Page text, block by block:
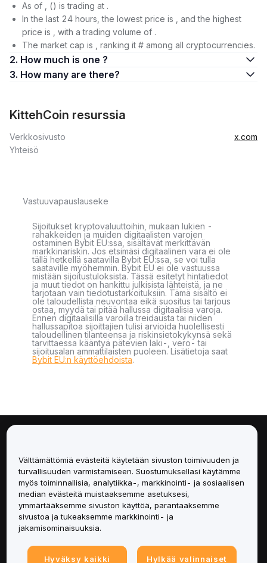
As of , () is trading at .
In the last 24 hours, the lowest price is , and the highest
price is , with a trading volume of .
The market cap is , ranking it # among all cryptocurrencies.
2. How much is one ?
3. How many are there?
KittehCoin resurssia
Verkkosivusto
x.com
Yhteisö
Vastuuvapauslauseke
Sijoitukset kryptovaluuttoihin, mukaan lukien -
rahakkeiden ja muiden digitaalisten varojen
ostaminen Bybit EU:ssa, sisältävät merkittävän
markkinariskin. Jos etsimäsi digitaalinen vara ei ole
tällä hetkellä saatavilla Bybit EU:ssa, se voi tulla
saataville myöhemmin. Bybit EU ei ole vastuussa
mistään sijoitustuloksista. Tässä esitetyt hintatiedot
ja muut tiedot on hankittu julkisista lähteistä, ja ne
tarjotaan vain tiedotustarkoituksiin. Tämä sisältö ei
ole taloudellista neuvontaa eikä suositus tai tarjous
ostaa, myydä tai pitää hallussa digitaalisia varoja.
Ennen digitaalisilla varoilla treidausta tai niiden
hallussapitoa sijoittajien tulisi arvioida huolellisesti
taloudellinen tilanteensa ja riskinsietokykynsä sekä
tarvittaessa kääntyä pätevien laki-, vero- tai
sijoitusalan ammattilaisten puoleen. Lisätietoja saat
Bybit EU:n käyttöehdoista.
Palvelut
Tuki
Tuotteet
Lakiasiat
Välttämättömiä evästeitä käytetään sivuston toimivuuden ja
turvallisuuden varmistamiseen. Suostumuksellasi käytämme
myös toiminnallisia, analytiikka-, markkinointi- ja sosiaalisen
median evästeitä muistaaksemme asetuksesi,
ymmärtääksemme sivuston käyttöä, parantaaksemme
sivustoa ja tukeaksemme markkinointi- ja
jakamisominaisuuksia.
Hyväksy kaikki Hylkää valinnaiset